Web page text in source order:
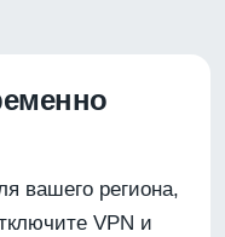
вашего региона,
VPN и